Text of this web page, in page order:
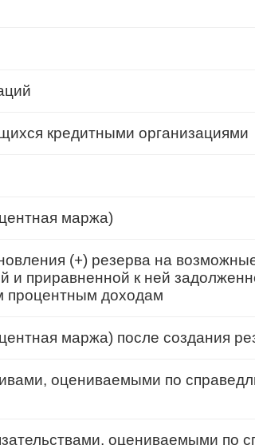
кредитными организациями
маржа)
(+) резерва на
и приравненной к ней
процентным доходам
маржа) после создания
оцениваемыми по
оцениваемыми по